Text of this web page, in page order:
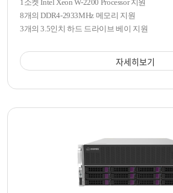
1소켓 Intel Xeon W-2200 Processor 지원
8개의 DDR4-2933MHz 메모리 지원
3개의 3.5인치 하드 드라이브 베이 지원
자세히보기